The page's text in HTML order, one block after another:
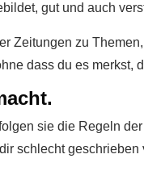
gut und auch
Zeitungen zu
dass du es merkst,
sie die Regeln
schlecht